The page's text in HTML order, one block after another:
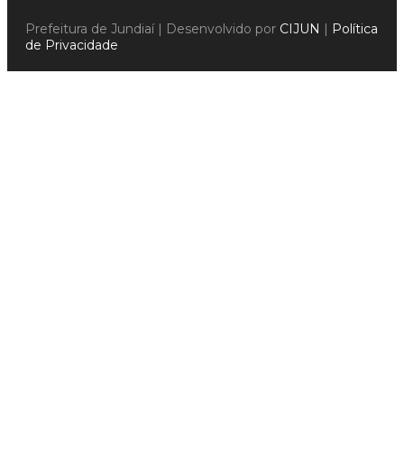
Prefeitura de Jundiaí | Desenvolvido por CIJUN | Política
de Privacidade